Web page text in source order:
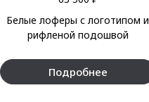
Белые лоферы с логотипом и
рифленой подошвой
Подробнее